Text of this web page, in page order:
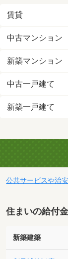
賃貸
中古マンション
新築マンション
中古一戸建て
新築一戸建て
公共サービスや治安
住まいの給付
新築建築